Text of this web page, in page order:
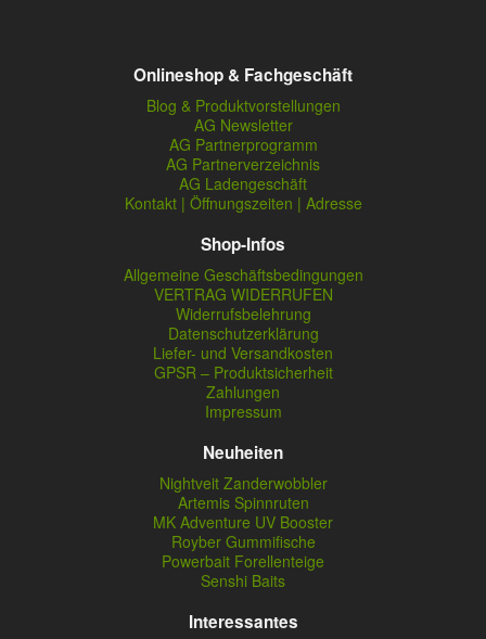
Onlineshop & Fachgeschäft
Blog & Produktvorstellungen
AG Newsletter
AG Partnerprogramm
AG Partnerverzeichnis
AG Ladengeschäft
Kontakt | Öffnungszeiten | Adresse
Shop-Infos
Allgemeine Geschäftsbedingungen
VERTRAG WIDERRUFEN
Widerrufsbelehrung
Datenschutzerklärung
Liefer- und Versandkosten
GPSR – Produktsicherheit
Zahlungen
Impressum
Neuheiten
Nightveit Zanderwobbler
Artemis Spinnruten
MK Adventure UV Booster
Royber Gummifische
Powerbait Forellenteige
Senshi Baits
Interessantes